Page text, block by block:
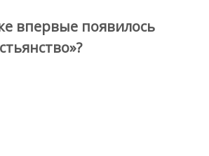
впервые появилось